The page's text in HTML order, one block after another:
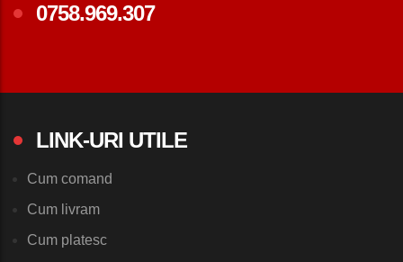
0758.969.307
LINK-URI UTILE
Cum comand
Cum livram
Cum platesc